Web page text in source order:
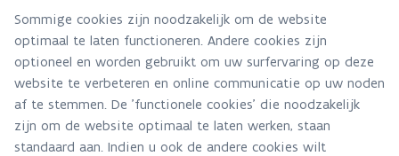
De inhoud van de publicatie
Sommige cookies zijn noodzakelijk om de website
optimaal te laten functioneren. Andere cookies zijn
optioneel en worden gebruikt om uw surfervaring op deze
website te verbeteren en online communicatie op uw noden
af te stemmen. De 'functionele cookies' die noodzakelijk
zijn om de website optimaal te laten werken, staan
standaard aan. Indien u ook de andere cookies wilt